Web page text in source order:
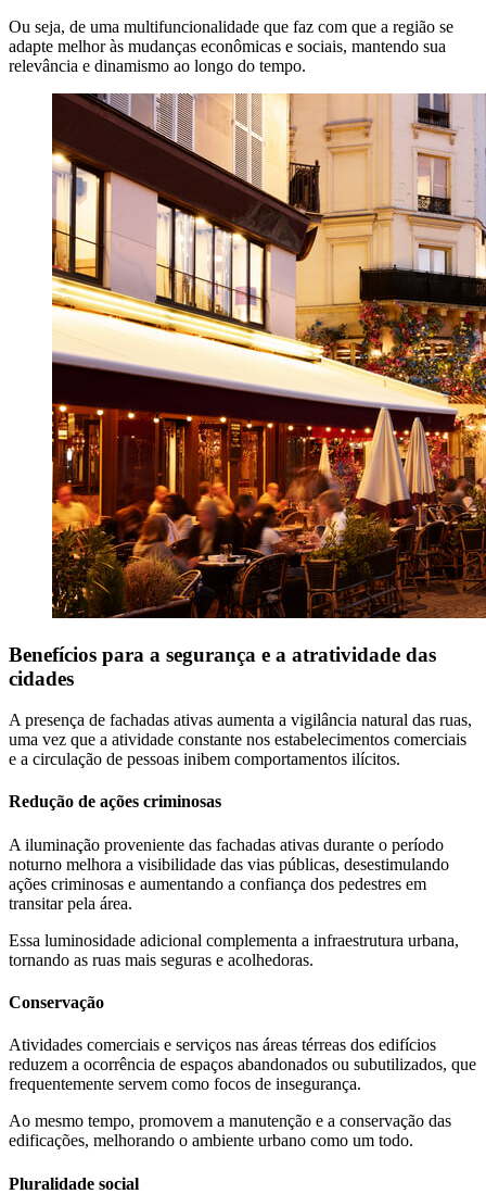
Ou seja, de uma multifuncionalidade que faz com que a região se
adapte melhor às mudanças econômicas e sociais, mantendo sua
relevância e dinamismo ao longo do tempo.
Benefícios para a segurança e a atratividade das
cidades
A presença de fachadas ativas aumenta a vigilância natural das ruas,
uma vez que a atividade constante nos estabelecimentos comerciais
e a circulação de pessoas inibem comportamentos ilícitos.
Redução de ações criminosas
A iluminação proveniente das fachadas ativas durante o período
noturno melhora a visibilidade das vias públicas, desestimulando
ações criminosas e aumentando a confiança dos pedestres em
transitar pela área.
Essa luminosidade adicional complementa a infraestrutura urbana,
tornando as ruas mais seguras e acolhedoras.
Conservação
Atividades comerciais e serviços nas áreas térreas dos edifícios
reduzem a ocorrência de espaços abandonados ou subutilizados, que
frequentemente servem como focos de insegurança.
Ao mesmo tempo, promovem a manutenção e a conservação das
edificações, melhorando o ambiente urbano como um todo.
Pluralidade social